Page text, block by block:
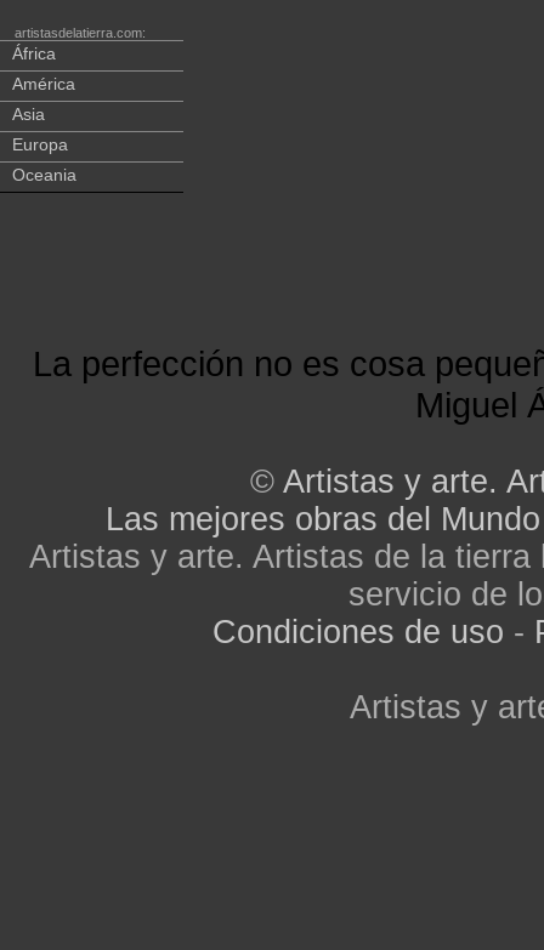
artistasdelatierra.com:
África
América
Asia
Europa
Oceania
La perfección no es cosa
Miguel
© Artistas y arte.
Las mejores obras del Mundo
Artistas y arte. Artistas de la
servicio de
Condiciones de uso -
Artistas y